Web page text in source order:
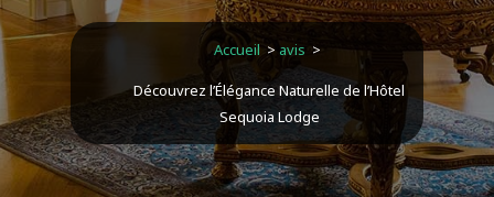
Accueil > avis >
Découvrez l’Élégance Naturelle de l’Hôtel
Sequoia Lodge